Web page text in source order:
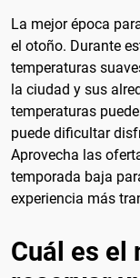
La mejor época
el otoño. Durante
temperaturas
la ciudad y sus
temperaturas
puede dificultar
Aprovecha las
temporada baja
experiencia más
Cuál es el